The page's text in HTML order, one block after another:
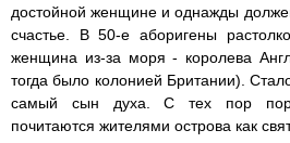
достойной женщине и однажды
счастье. В 50-е аборигены
женщина из-за моря - королева
тогда было колонией Британии).
самый сын духа. С тех пор
почитаются жителями острова как